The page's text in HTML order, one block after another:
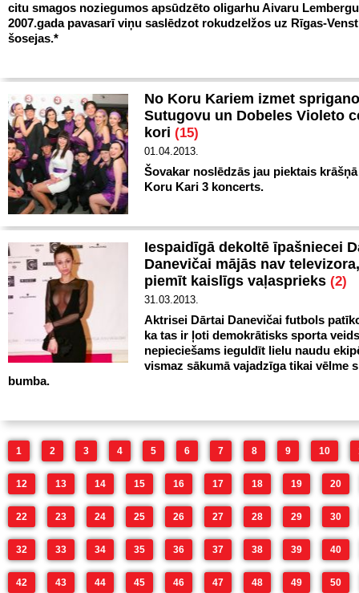
citu smagos noziegumos apsūdzēto oligarhu Aivaru
2007.gada pavasarī viņu saslēdzot rokudzelžos uz Rīgas-
šosejas.*
No Koru Kariem izmet
Sutugovu un Dobeles Violeto
kori (15)
01.04.2013.
Šovakar noslēdzās jau piektais
Koru Kari 3 koncerts.
Iespaidīgā dekoltē īpašniecei
Danevičai mājās nav
piemīt kaislīgs vaļasprieks (2)
31.03.2013.
Aktrisei Dārtai Danevičai futbols
ka tas ir ļoti demokrātisks sporta
nepieciešams ieguldīt lielu naudu
vismaz sākumā vajadzīga tikai vēlme
bumba.
1 2 3 4 5 6 7 8 9 10
12 13 14 15 16 17 18 19 20
22 23 24 25 26 27 28 29 30
32 33 34 35 36 37 38 39 40
42 43 44 45 46 47 48 49 50